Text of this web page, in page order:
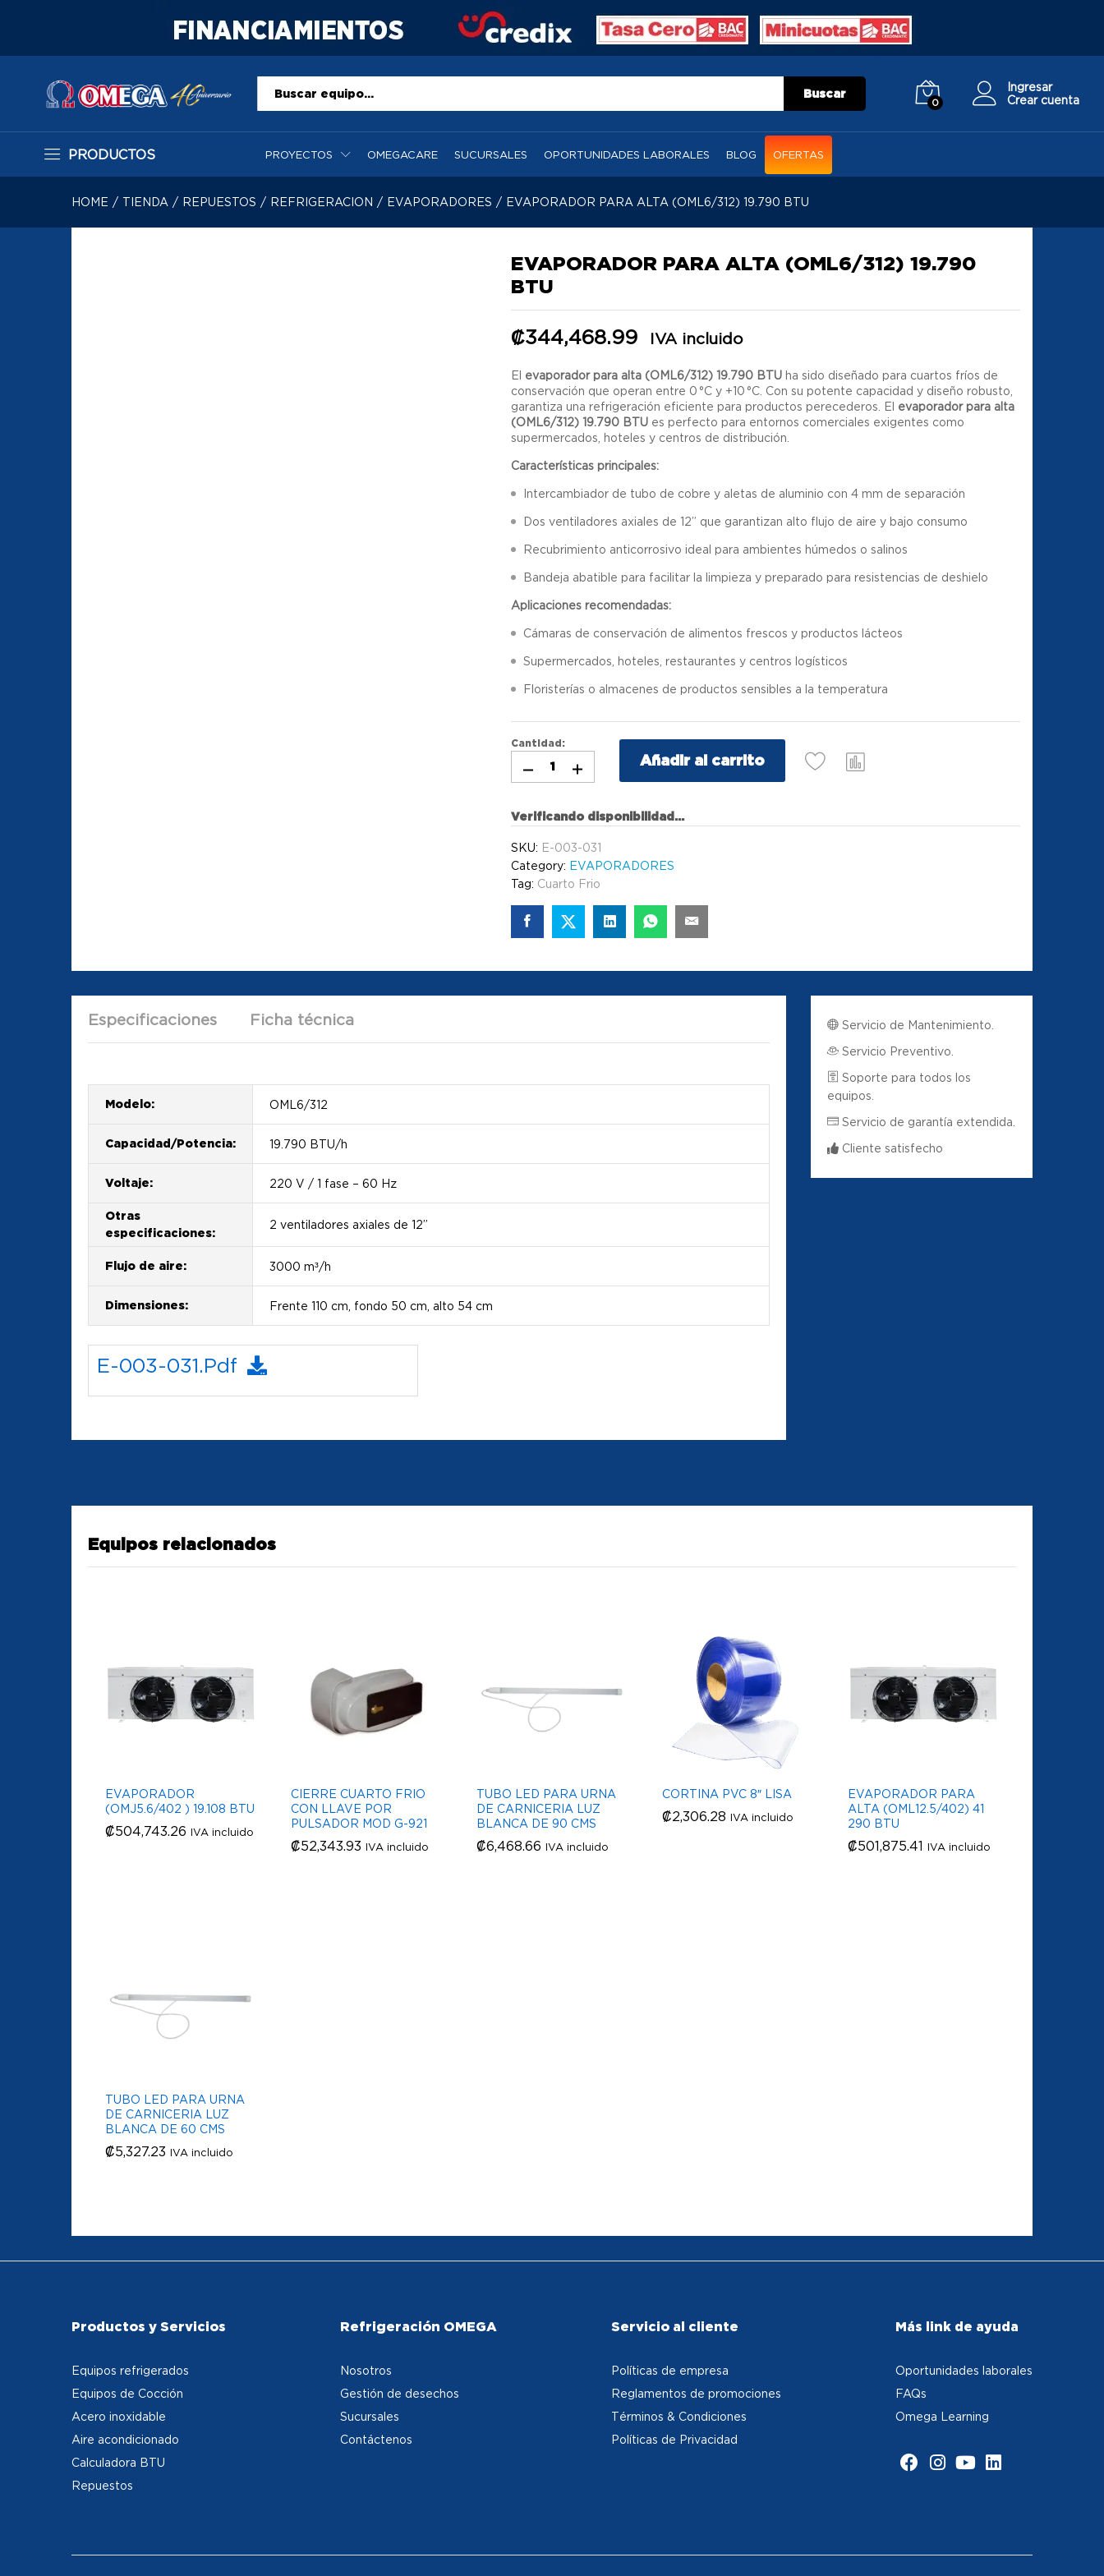
Todo Buscar
0
Ingresar
Crear cuenta
PRODUCTOS PROYECTOS OMEGACARE SUCURSALES OPORTUNIDADES LABORALES BLOG OFERTAS
HOME / TIENDA / REPUESTOS / REFRIGERACION / EVAPORADORES / EVAPORADOR PARA ALTA (OML6/312) 19.790 BTU
EVAPORADOR PARA ALTA (OML6/312) 19.790
BTU
₡344,468.99 IVA incluido
El evaporador para alta (OML6/312) 19.790 BTU ha sido diseñado para cuartos fríos de
conservación que operan entre 0 °C y +10 °C. Con su potente capacidad y diseño robusto,
garantiza una refrigeración eficiente para productos perecederos. El evaporador para alta
(OML6/312) 19.790 BTU es perfecto para entornos comerciales exigentes como
supermercados, hoteles y centros de distribución.
Características principales:
Intercambiador de tubo de cobre y aletas de aluminio con 4 mm de separación
Dos ventiladores axiales de 12” que garantizan alto flujo de aire y bajo consumo
Recubrimiento anticorrosivo ideal para ambientes húmedos o salinos
Bandeja abatible para facilitar la limpieza y preparado para resistencias de deshielo
Aplicaciones recomendadas:
Cámaras de conservación de alimentos frescos y productos lácteos
Supermercados, hoteles, restaurantes y centros logísticos
Floristerías o almacenes de productos sensibles a la temperatura
Cantidad:
Añadir al carrito
Verificando disponibilidad...
SKU: E-003-031
Category: EVAPORADORES
Tag: Cuarto Frio
Especificaciones Ficha técnica
Modelo: OML6/312
Capacidad/Potencia: 19.790 BTU/h
Voltaje: 220 V / 1 fase – 60 Hz
Otras
especificaciones:
2 ventiladores axiales de 12”
Flujo de aire: 3000 m³/h
Dimensiones: Frente 110 cm, fondo 50 cm, alto 54 cm
E-003-031.pdf
Servicio de Mantenimiento.
Servicio Preventivo.
Soporte para todos los
equipos.
Servicio de garantía extendida.
Cliente satisfecho
Equipos relacionados
EVAPORADOR
(OMJ5.6/402 ) 19.108 BTU
₡504,743.26 IVA incluido
₡504,743.26
CIERRE CUARTO FRIO
CON LLAVE POR
PULSADOR MOD G-921
₡52,343.93 IVA incluido
₡52,343.93
TUBO LED PARA URNA
DE CARNICERIA LUZ
BLANCA DE 90 CMS
₡6,468.66 IVA incluido
₡6,468.66
CORTINA PVC 8″ LISA
₡2,306.28 IVA incluido
₡2,306.28
EVAPORADOR PARA
ALTA (OML12.5/402) 41
290 BTU
₡501,875.41 IVA incluido
₡501,875.41
TUBO LED PARA URNA
DE CARNICERIA LUZ
BLANCA DE 60 CMS
₡5,327.23 IVA incluido
₡5,327.23
Productos y Servicios
Equipos refrigerados
Equipos de Cocción
Acero inoxidable
Aire acondicionado
Calculadora BTU
Repuestos
Refrigeración OMEGA
Nosotros
Gestión de desechos
Sucursales
Contáctenos
Servicio al cliente
Políticas de empresa
Reglamentos de promociones
Términos & Condiciones
Políticas de Privacidad
Más link de ayuda
Oportunidades laborales
FAQs
Omega Learning